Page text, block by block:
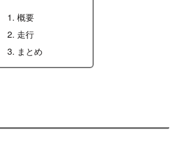
概要
走行
まとめ